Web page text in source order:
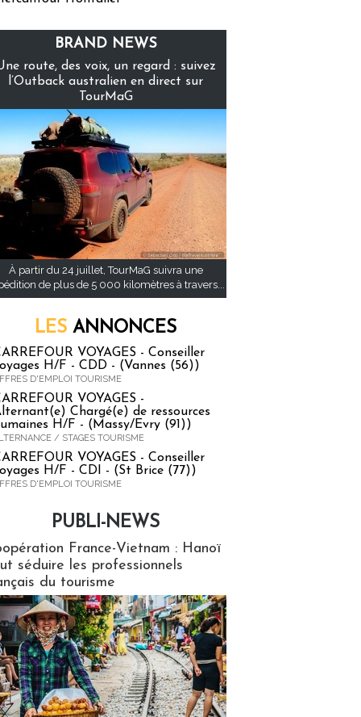
BRAND NEWS
route, des voix, un regard : suivez
l’Outback australien en direct sur
TourMaG
À partir du 24 juillet, TourMaG suivra une
de plus de 5 000 kilomètres à travers...
LES ANNONCES
VOYAGES - Conseiller
H/F - CDD - (Vannes (56))
D'EMPLOI TOURISME
VOYAGES -
Chargé(e) de ressources
H/F - (Massy/Evry (91))
/ STAGES TOURISME
VOYAGES - Conseiller
H/F - CDI - (St Brice (77))
D'EMPLOI TOURISME
PUBLI-NEWS
France-Vietnam : Hanoï
séduire les professionnels
du tourisme